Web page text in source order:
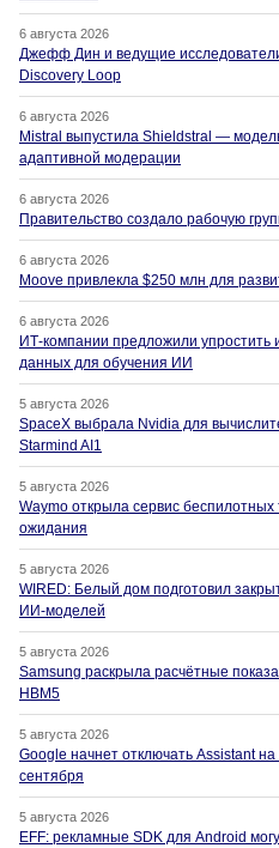
6 августа 2026
Джефф Дин и ведущие
Discovery Loop
6 августа 2026
Mistral выпустила Shieldstral —
адаптивной модерации
6 августа 2026
Правительство создало рабочую
6 августа 2026
Moove привлекла $250 млн для
6 августа 2026
ИТ-компании предложили упростить
данных для обучения ИИ
5 августа 2026
SpaceX выбрала Nvidia для
Starmind AI1
5 августа 2026
Waymo открыла сервис беспилотных
ожидания
5 августа 2026
WIRED: Белый дом подготовил
ИИ-моделей
5 августа 2026
Samsung раскрыла расчётные
HBM5
5 августа 2026
Google начнет отключать Assistant
сентября
5 августа 2026
EFF: рекламные SDK для Android